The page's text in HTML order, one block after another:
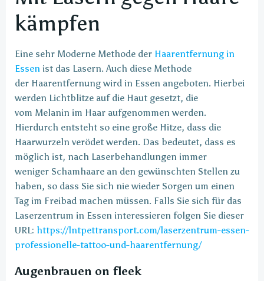
kämpfen
Eine sehr Moderne Methode der Haarentfernung in
Essen ist das Lasern. Auch diese Methode
der Haarentfernung wird in Essen angeboten. Hierbei
werden Lichtblitze auf die Haut gesetzt, die
vom Melanin im Haar aufgenommen werden.
Hierdurch entsteht so eine große Hitze, dass die
Haarwurzeln verödet werden. Das bedeutet, dass es
möglich ist, nach Laserbehandlungen immer
weniger Schamhaare an den gewünschten Stellen zu
haben, so dass Sie sich nie wieder Sorgen um einen
Tag im Freibad machen müssen. Falls Sie sich für das
Laserzentrum in Essen interessieren folgen Sie dieser
URL: https://lntpettransport.com/laserzentrum-essen-
professionelle-tattoo-und-haarentfernung/
Augenbrauen on fleek